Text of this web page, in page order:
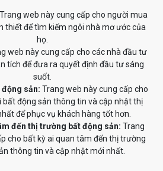
Trang web này cung cấp cho người mua
thiết để tìm kiếm ngôi nhà mơ ước của
họ.
web này cung cấp cho các nhà đầu tư
tích để đưa ra quyết định đầu tư sáng
suốt.
động sản: Trang web này cung cấp cho
bất động sản thông tin và cập nhật thị
để phục vụ khách hàng tốt hơn.
đến thị trường bất động sản: Trang
cho bất kỳ ai quan tâm đến thị trường
thông tin và cập nhật mới nhất.